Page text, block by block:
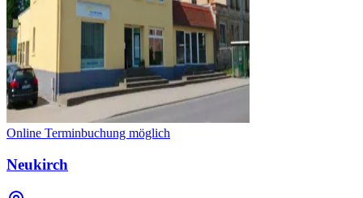
Online Terminbuchung möglich
Neukirch